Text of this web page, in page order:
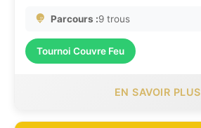
Parcours :9 trous
Tournoi Couvre Feu
EN SAVOIR PLUS